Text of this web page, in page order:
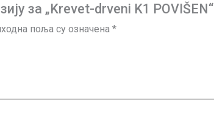
за „Krevet-drveni K1 POVIŠEN“
поља су означена *